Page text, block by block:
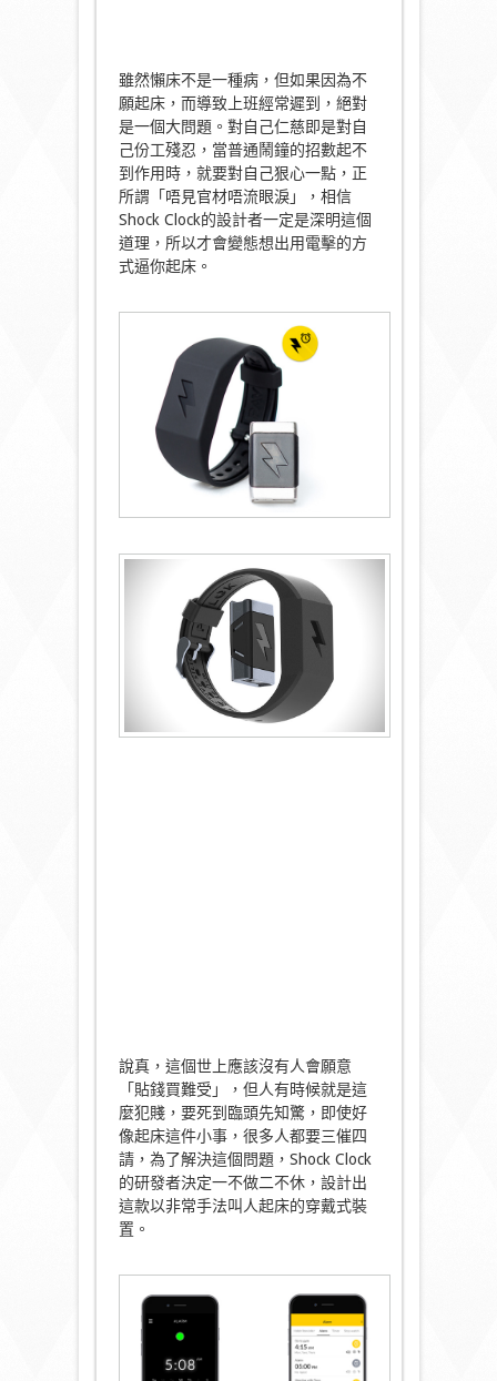
雖然懶床不是一種病，但如果因為不
願起床，而導致上班經常遲到，絕對
是一個大問題。對自己仁慈即是對自
己份工殘忍，當普通鬧鐘的招數起不
到作用時，就要對自己狠心一點，正
所謂「唔見官材唔流眼淚」，相信
Shock Clock的設計者一定是深明這個
道理，所以才會變態想出用電擊的方
式逼你起床。
說真，這個世上應該沒有人會願意
「貼錢買難受」，但人有時候就是這
麼犯賤，要死到臨頭先知驚，即使好
像起床這件小事，很多人都要三催四
請，為了解決這個問題，Shock Clock
的研發者決定一不做二不休，設計出
這款以非常手法叫人起床的穿戴式裝
置。